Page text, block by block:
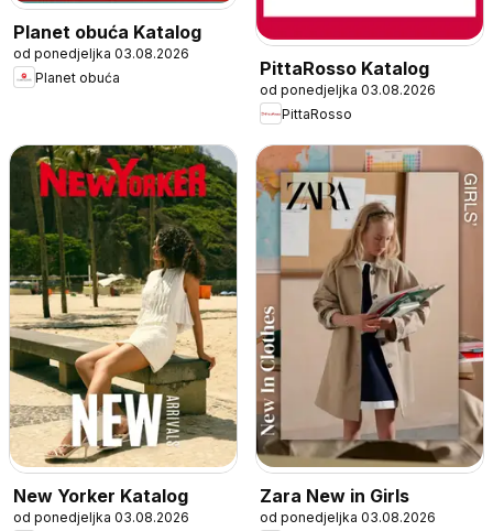
Planet obuća Katalog
od ponedjeljka 03.08.2026
Planet obuća
PittaRosso Katalog
od ponedjeljka 03.08.2026
PittaRosso
New Yorker Katalog
od ponedjeljka 03.08.2026
Zara New in Girls
od ponedjeljka 03.08.2026